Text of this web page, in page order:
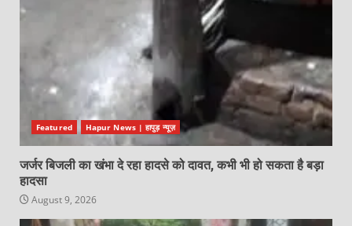
Featured Hapur News | हापुड़ न्यूज़
जर्जर बिजली का खंभा दे रहा हादसे को दावत, कभी भी हो सकता है बड़ा
हादसा
August 9, 2026